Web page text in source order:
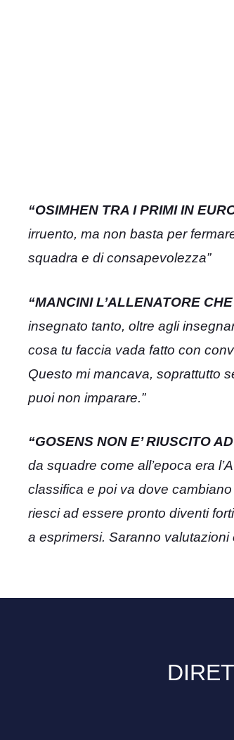
“OSIMHEN TRA I PRIMI IN
irruento, ma non basta per
squadra e di consapevolezza”
“MANCINI L’ALLENATORE
insegnato tanto, oltre agli
cosa tu faccia vada fatto con
Questo mi mancava, soprattutto
puoi non imparare.”
“GOSENS NON E’ RIUSCITO
da squadre come all’epoca era
classifica e poi va dove
riesci ad essere pronto diventi
a esprimersi. Saranno valutazioni